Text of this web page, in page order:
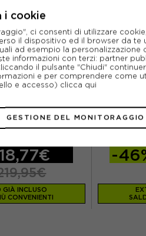
SÄRNA MIMIC HOOD
GIÀ INCLUSO
CONVENIENTI
HAGLÖFS
-
i cookie
ci consenti di utilizzare
il dispositivo ed il browser da te
ad esempio la personalizzazione
informazioni con terzi: partner
il pulsante "Chiudi"
e per comprendere come
e accesso) clicca qui
GESTIONE DEL MONITORAGGIO